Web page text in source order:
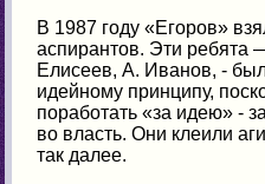
В 1987 году «Егоров»
аспирантов. Эти
Елисеев, А. Иванов, -
идейному принципу,
поработать «за идею» -
во власть. Они клеили
так далее.